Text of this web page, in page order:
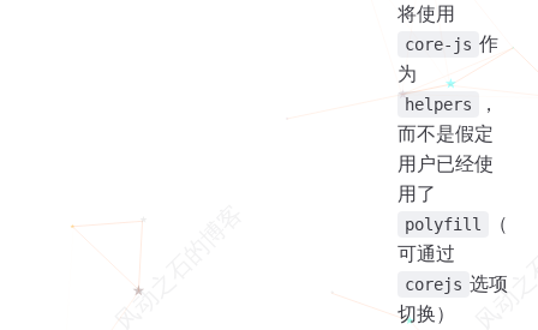
将使用
core-js 作
为
helpers
，
而不是假定
用户已经使
用了
polyfill
（
可通过
corejs 选项
切换）